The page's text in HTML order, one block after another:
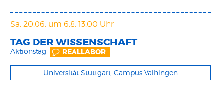
Sa. 20.06. um 6.8. 13:00 Uhr
TAG DER WISSENSCHAFT
Aktionstag REALLABOR
Universität Stuttgart, Campus Vaihingen